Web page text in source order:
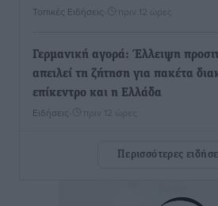
Τοπικές Ειδήσεις πριν 12 ώρες
Γερμανική αγορά: Έλλειψη
απειλεί τη ζήτηση για πακέτα
επίκεντρο και η Ελλάδα
Ειδήσεις πριν 12 ώρες
Νέο ξενοδοχείο στη Ρόδο για την
Περισσότερες